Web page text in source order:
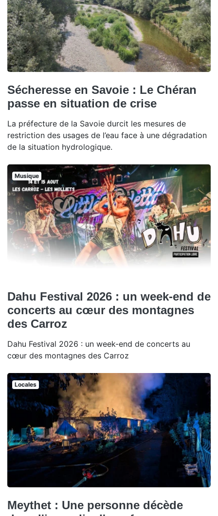
Sécheresse en Savoie : Le Chéran
passe en situation de crise
La préfecture de la Savoie durcit les mesures de
restriction des usages de l’eau face à une dégradation
de la situation hydrologique.
Musique
Dahu Festival 2026 : un week-end de
concerts au cœur des montagnes
des Carroz
Dahu Festival 2026 : un week-end de concerts au
cœur des montagnes des Carroz
Locales
Meythet : Une personne décède